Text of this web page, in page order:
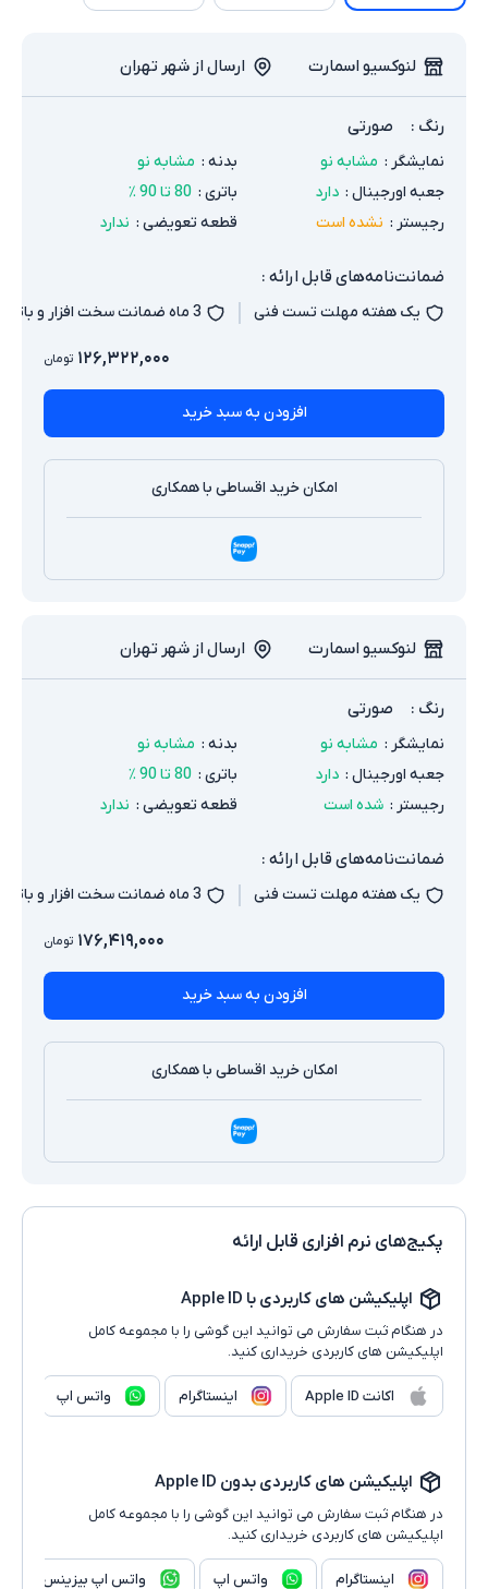
لنوکسیو اسمارت ارسال از شهر تهران
رنگ : صورتی
نمایشگر : مشابه نو بدنه : مشابه نو
جعبه اورجینال : دارد باتری : 80 تا 90 ٪
رجیستر : نشده است قطعه تعویضی : ندارد
ضمانت‌نامه‌های قابل ارائه :
یک هفته مهلت تست فنی 3 ماه ضمانت سخت افزار و باتری
۱۲۶,۳۲۲,۰۰۰ تومان
افزودن به سبد خرید
امکان خرید اقساطی با همکاری
لنوکسیو اسمارت ارسال از شهر تهران
رنگ : صورتی
نمایشگر : مشابه نو بدنه : مشابه نو
جعبه اورجینال : دارد باتری : 80 تا 90 ٪
رجیستر : شده است قطعه تعویضی : ندارد
ضمانت‌نامه‌های قابل ارائه :
یک هفته مهلت تست فنی 3 ماه ضمانت سخت افزار و باتری
۱۷۶,۴۱۹,۰۰۰ تومان
افزودن به سبد خرید
امکان خرید اقساطی با همکاری
پکیج‌های نرم افزاری قابل ارائه
اپلیکیشن های کاربردی با Apple ID
در هنگام ثبت سفارش می توانید این گوشی را با مجموعه کامل
اپلیکیشن های کاربردی خریداری کنید.
اکانت Apple ID اینستاگرام واتس اپ
اپلیکیشن های کاربردی بدون Apple ID
در هنگام ثبت سفارش می توانید این گوشی را با مجموعه کامل
اپلیکیشن های کاربردی خریداری کنید.
اینستاگرام واتس اپ واتس اپ بیزینس